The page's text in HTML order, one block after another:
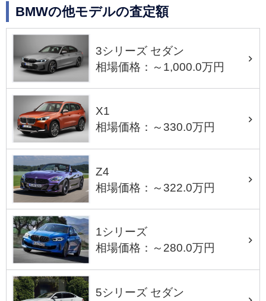
BMWの他モデルの査定額
3シリーズ セダン
相場価格：～1,000.0万円
X1
相場価格：～330.0万円
Z4
相場価格：～322.0万円
1シリーズ
相場価格：～280.0万円
5シリーズ セダン